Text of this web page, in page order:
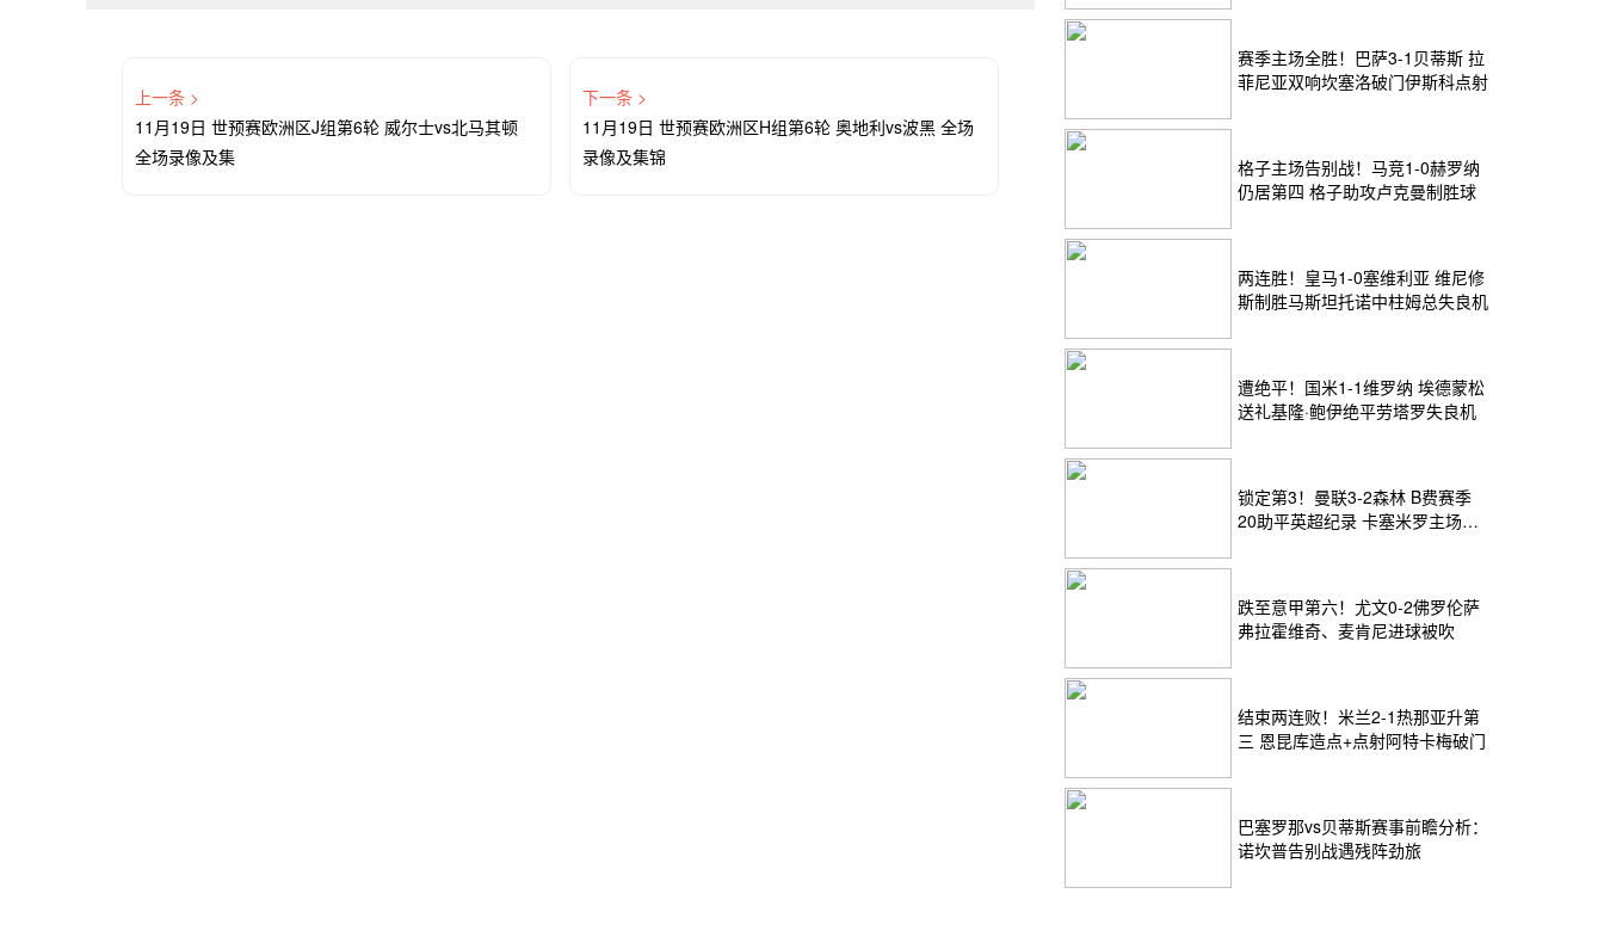
上一条 >
11月19日 世预赛欧洲区J组第6轮 威尔士vs北马其顿
全场录像及集
下一条 >
11月19日 世预赛欧洲区H组第6轮 奥地利vs波黑 全场
录像及集锦
赛季主场全胜！巴萨3-1贝蒂斯 拉
菲尼亚双响坎塞洛破门伊斯科点射
格子主场告别战！马竞1-0赫罗纳
仍居第四 格子助攻卢克曼制胜球
两连胜！皇马1-0塞维利亚 维尼修
斯制胜马斯坦托诺中柱姆总失良机
遭绝平！国米1-1维罗纳 埃德蒙松
送礼基隆·鲍伊绝平劳塔罗失良机
锁定第3！曼联3-2森林 B费赛季
20助平英超纪录 卡塞米罗主场告
跌至意甲第六！尤文0-2佛罗伦萨
弗拉霍维奇、麦肯尼进球被吹
结束两连败！米兰2-1热那亚升第
三 恩昆库造点+点射阿特卡梅破门
巴塞罗那vs贝蒂斯赛事前瞻分析：
诺坎普告别战遇残阵劲旅